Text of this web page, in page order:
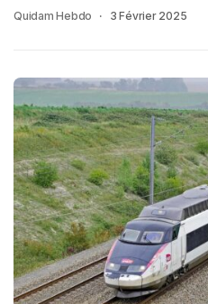
Quidam Hebdo 3 Février 2025